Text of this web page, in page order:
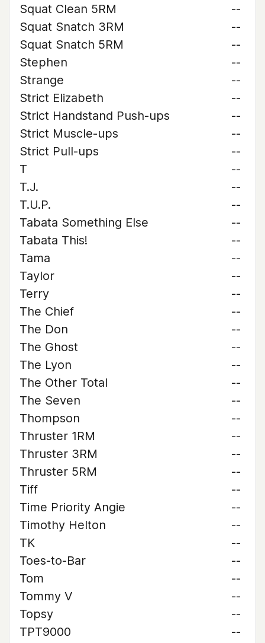
Squat Clean 5RM
--
Squat Snatch 3RM
--
Squat Snatch 5RM
--
Stephen
--
Strange
--
Strict Elizabeth
--
Strict Handstand Push-ups
--
Strict Muscle-ups
--
Strict Pull-ups
--
T
--
T.J.
--
T.U.P.
--
Tabata Something Else
--
Tabata This!
--
Tama
--
Taylor
--
Terry
--
The Chief
--
The Don
--
The Ghost
--
The Lyon
--
The Other Total
--
The Seven
--
Thompson
--
Thruster 1RM
--
Thruster 3RM
--
Thruster 5RM
--
Tiff
--
Time Priority Angie
--
Timothy Helton
--
TK
--
Toes-to-Bar
--
Tom
--
Tommy V
--
Topsy
--
TPT9000
--